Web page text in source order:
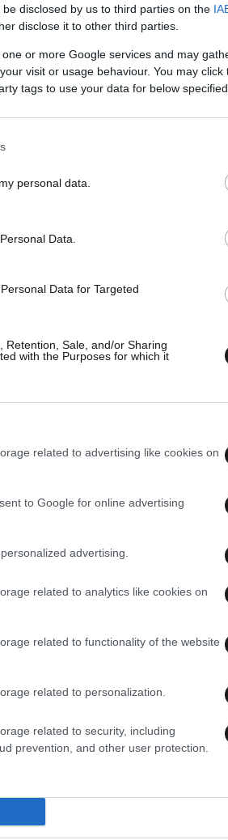
disclosed by us to third parties on the
disclose it to other third parties.
or more Google services and may
visit or usage behaviour. You may click
tags to use your data for below
personal data.
Data.
Data for Targeted
Retention, Sale, and/or Sharing
with the Purposes for which it
related to advertising like cookies on
to Google for online advertising
advertising.
related to analytics like cookies on
related to functionality of the website
related to personalization.
related to security, including
prevention, and other user protection.
net metering.
των
και ασφαλές